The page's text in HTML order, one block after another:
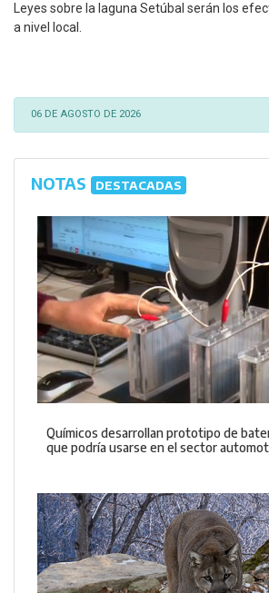
Leyes sobre la laguna Setúbal serán los
a nivel local.
06 DE AGOSTO DE 2026
NOTAS DESTACADAS
Químicos desarrollan prototipo de
que podría usarse en el sector